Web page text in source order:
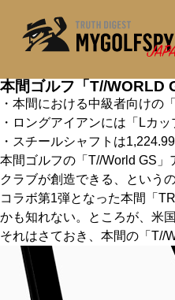
本間ゴルフ「T//WORLD
・本間における中級者向けの
・ロングアイアンには「Lカ
・スチールシャフトは
本間ゴルフの「T//World GS
クラブが創造できる、という
コラボ第1弾となった本間「
かも知れない。ところが、米
それはさておき、本間の「T//
MOST WANTED テスト
NEW RELEASES 新製品
HOW TO ゴルフ上達・
LAB テスト・データ検証
Golf News ゴルフニュー
REVIEWS